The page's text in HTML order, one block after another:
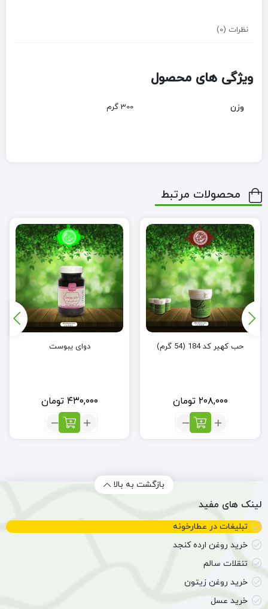
نظرات (0)
ویژگی های محصول
وزن 300 گرم
محصولات مرتبط
حب کهیر کد 184 (54 گرم)
۲۰۸,۰۰۰ تومان
تعداد:
حب
دوای یبوست
۴۳۰,۰۰۰ تومان
تعداد:
دوای
بازگشت به بالا
لینک های مفید
تبلیغات در عطارخونه
خرید روغن ارده کنجد
تنقلات سالم
خرید روغن زیتون
خرید عسل